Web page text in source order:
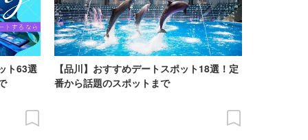
ト63選
【品川】おすすめデートスポット18選！定
番から話題のスポットまで